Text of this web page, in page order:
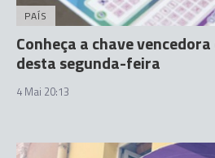
PAÍS
Conheça a chave
desta segunda-feira
4 Mai 20:13